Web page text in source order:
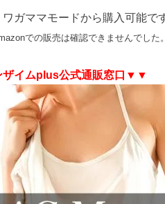
ガママモードから購入可能で
での販売は確認できませんでした。
イムplus公式通販窓口▼▼